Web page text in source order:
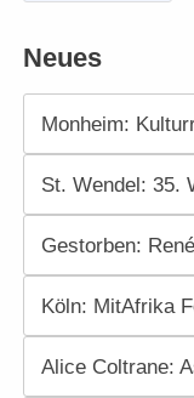
Neues
Monheim:
St. Wendel: 35.
Gestorben:
Köln: MitAfrika
Alice Coltrane: